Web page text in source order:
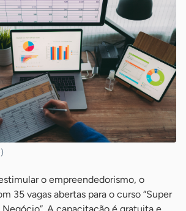
o empreendedorismo, o
35 vagas abertas para o curso “Super